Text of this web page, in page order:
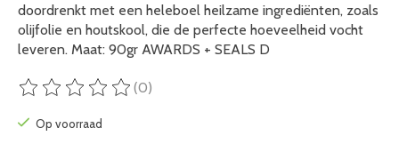
doordrenkt met een heleboel heilzame ingrediënten, zoals
olijfolie en houtskool, die de perfecte hoeveelheid vocht
leveren. Maat: 90gr AWARDS + SEALS D
De beoordeling van dit product is
(0)
Op voorraad